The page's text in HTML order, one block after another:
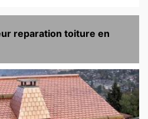
reparation toiture en